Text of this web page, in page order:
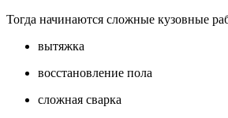
Тогда начинаются сложные кузовные
вытяжка
восстановление пола
сложная сварка